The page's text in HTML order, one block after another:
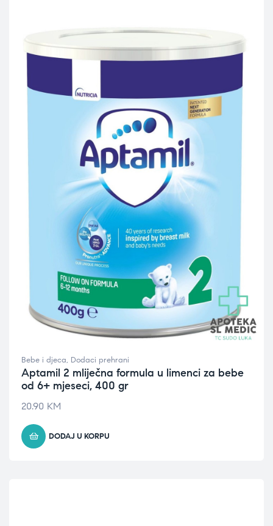
Bebe i djeca, Dodaci prehrani
Aptamil 2 mliječna formula u limenci za bebe
od 6+ mjeseci, 400 gr
20.90 KM
DODAJ U KORPU